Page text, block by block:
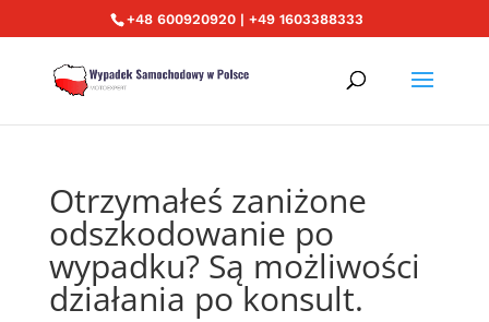
+48 600920920 | +49 1603388333
Otrzymałeś zaniżone
odszkodowanie po
wypadku? Są możliwości
działania po konsult.